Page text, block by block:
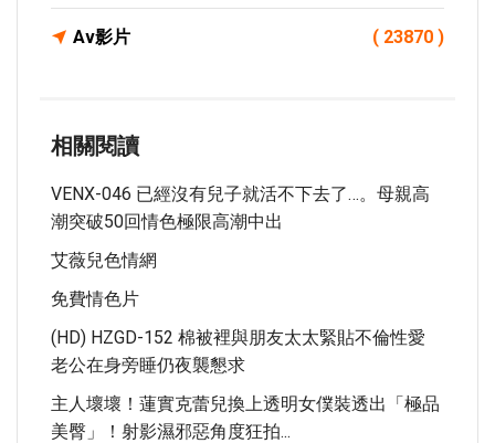
Av影片 ( 23870 )
相關閱讀
VENX-046 已經沒有兒子就活不下去了…。母親高
潮突破50回情色極限高潮中出
艾薇兒色情網
免費情色片
(HD) HZGD-152 棉被裡與朋友太太緊貼不倫性愛
老公在身旁睡仍夜襲懇求
主人壞壞！蓮實克蕾兒換上透明女僕裝透出「極品
美臀」！射影濕邪惡角度狂拍...